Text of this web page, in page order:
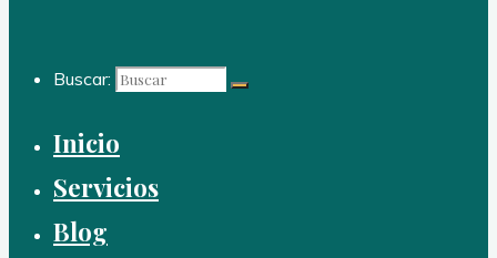
Buscar:
Inicio
Servicios
Blog